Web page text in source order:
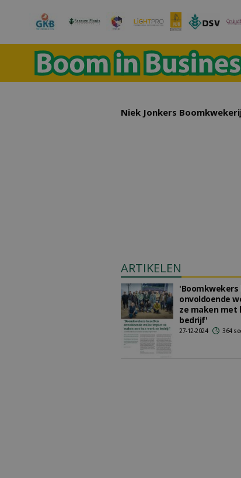
Niek Jonkers
ARTIKELEN
onvoldoende
ze maken met
bedrijf'
27-12-2024 364